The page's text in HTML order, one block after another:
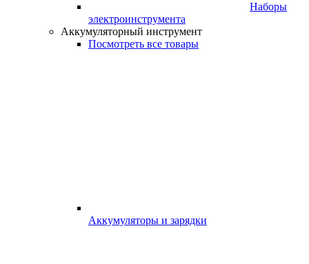
Наборы
электроинструмента
Аккумуляторный инструмент
Посмотреть все товары
Аккумуляторы и зарядки